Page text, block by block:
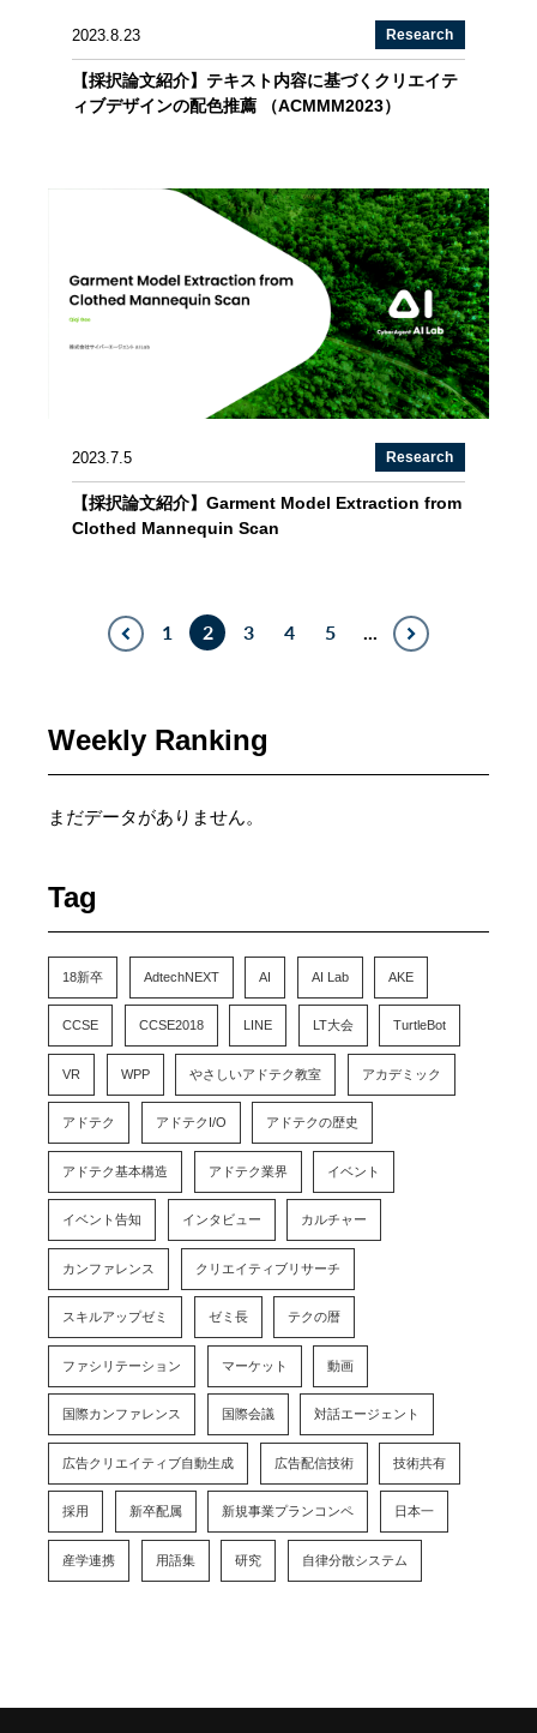
2023.8.23 Research
【採択論文紹介】テキスト内容に基づくクリエイテ
ィブデザインの配色推薦 （ACMMM2023）
2023.7.5 Research
【採択論文紹介】Garment Model Extraction from
Clothed Mannequin Scan
1 2 3 4 5 ...
Weekly Ranking
まだデータがありません。
Tag
18新卒 AdtechNEXT AI AI Lab AKE
CCSE CCSE2018 LINE LT大会 TurtleBot
VR WPP やさしいアドテク教室 アカデミック
アドテク アドテクI/O アドテクの歴史
アドテク基本構造 アドテク業界 イベント
イベント告知 インタビュー カルチャー
カンファレンス クリエイティブリサーチ
スキルアップゼミ ゼミ長 テクの暦
ファシリテーション マーケット 動画
国際カンファレンス 国際会議 対話エージェント
広告クリエイティブ自動生成 広告配信技術 技術共有
採用 新卒配属 新規事業プランコンペ 日本一
産学連携 用語集 研究 自律分散システム